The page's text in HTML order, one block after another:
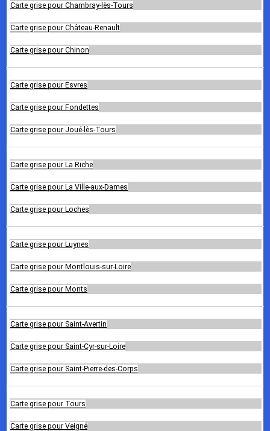
Carte grise pour Chambray-lès-Tours
Carte grise pour Château-Renault
Carte grise pour Chinon
Carte grise pour Esvres
Carte grise pour Fondettes
Carte grise pour Joué-lès-Tours
Carte grise pour La Riche
Carte grise pour La Ville-aux-Dames
Carte grise pour Loches
Carte grise pour Luynes
Carte grise pour Montlouis-sur-Loire
Carte grise pour Monts
Carte grise pour Saint-Avertin
Carte grise pour Saint-Cyr-sur-Loire
Carte grise pour Saint-Pierre-des-Corps
Carte grise pour Tours
Carte grise pour Veigné